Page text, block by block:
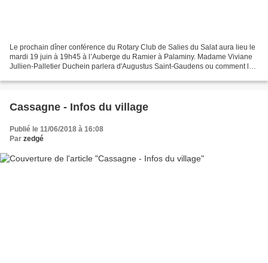
Le prochain dîner conférence du Rotary Club de Salies du Salat aura lieu le
mardi 19 juin à 19h45 à l’Auberge du Ramier à Palaminy. Madame Viviane
Jullien-Palletier Duchein parlera d'Augustus Saint-Gaudens ou comment le
Cassagne - Infos du village
Publié le 11/06/2018 à 16:08
Par zedgé